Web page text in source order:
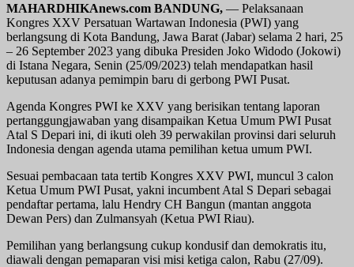
MAHARDHIKAnews.com BANDUNG, — Pelaksanaan
Kongres XXV Persatuan Wartawan Indonesia (PWI) yang
berlangsung di Kota Bandung, Jawa Barat (Jabar) selama 2 hari, 25
– 26 September 2023 yang dibuka Presiden Joko Widodo (Jokowi)
di Istana Negara, Senin (25/09/2023) telah mendapatkan hasil
keputusan adanya pemimpin baru di gerbong PWI Pusat.
Agenda Kongres PWI ke XXV yang berisikan tentang laporan
pertanggungjawaban yang disampaikan Ketua Umum PWI Pusat
Atal S Depari ini, di ikuti oleh 39 perwakilan provinsi dari seluruh
Indonesia dengan agenda utama pemilihan ketua umum PWI.
Sesuai pembacaan tata tertib Kongres XXV PWI, muncul 3 calon
Ketua Umum PWI Pusat, yakni incumbent Atal S Depari sebagai
pendaftar pertama, lalu Hendry CH Bangun (mantan anggota
Dewan Pers) dan Zulmansyah (Ketua PWI Riau).
Pemilihan yang berlangsung cukup kondusif dan demokratis itu,
diawali dengan pemaparan visi misi ketiga calon, Rabu (27/09).